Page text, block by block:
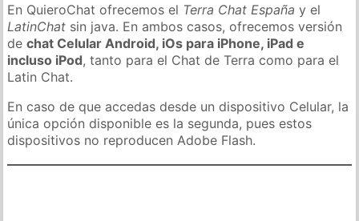
En QuieroChat ofrecemos el Terra Chat España y el
LatinChat sin java. En ambos casos, ofrecemos versión
dechat Celular Android, iOs para iPhone, iPad e
incluso iPod, tanto para el Chat de Terra como para el
Latin Chat.
En caso de que accedas desde un dispositivo Celular, la
única opción disponible es la segunda, pues estos
dispositivos no reproducen Adobe Flash.